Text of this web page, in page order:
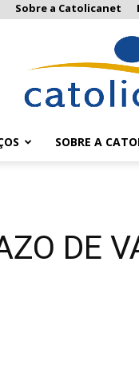
Sobre a Catolicanet
SOBRE A
DE